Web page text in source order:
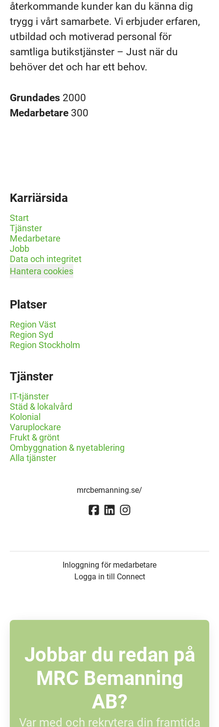
återkommande kunder kan du känna dig
trygg i vårt samarbete. Vi erbjuder erfaren,
utbildad och motiverad personal för
samtliga butikstjänster – Just när du
behöver det och har ett behov.
Grundades 2000
Medarbetare 300
Karriärsida
Start
Tjänster
Medarbetare
Jobb
Data och integritet
Hantera cookies
Platser
Region Väst
Region Syd
Region Stockholm
Tjänster
IT-tjänster
Städ & lokalvård
Kolonial
Varuplockare
Frukt & grönt
Ombyggnation & nyetablering
Alla tjänster
mrcbemanning.se/
Inloggning för medarbetare
Logga in till Connect
Jobbar du redan på
MRC Bemanning
AB?
Var med och rekrytera din framtida